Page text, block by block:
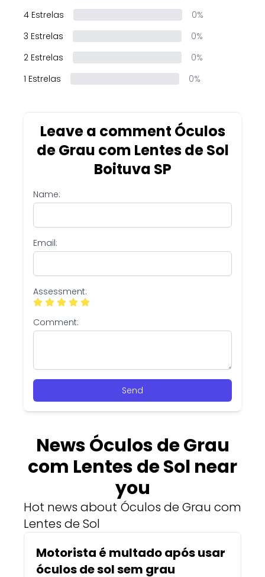
4 Estrelas
0%
3 Estrelas
0%
2 Estrelas
0%
1 Estrelas
0%
Leave a comment Óculos
de Grau com Lentes de Sol
Boituva SP
Name:
Email:
Assessment:
Comment:
Send
News Óculos de Grau
com Lentes de Sol near
you
Hot news about Óculos de Grau com
Lentes de Sol
Motorista é multado após usar
óculos de sol sem grau